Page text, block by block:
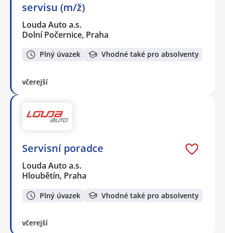
servisu (m/ž)
Louda Auto a.s.
Dolní Počernice, Praha
Plný úvazek Vhodné také pro absolventy
včerejší
Servisní poradce
Louda Auto a.s.
Hloubětín, Praha
Plný úvazek Vhodné také pro absolventy
včerejší